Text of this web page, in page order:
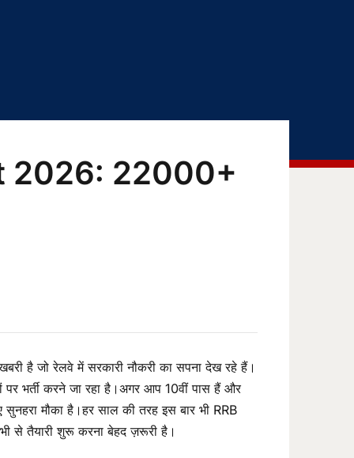
2026: 22000+
है जो रेलवे में सरकारी नौकरी का सपना देख रहे हैं।
भर्ती करने जा रहा है।अगर आप 10वीं पास हैं और
मौका है।हर साल की तरह इस बार भी RRB
से तैयारी शुरू करना बेहद ज़रूरी है।